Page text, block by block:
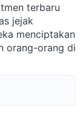
terbaru
jejak
menciptakan
orang-orang di